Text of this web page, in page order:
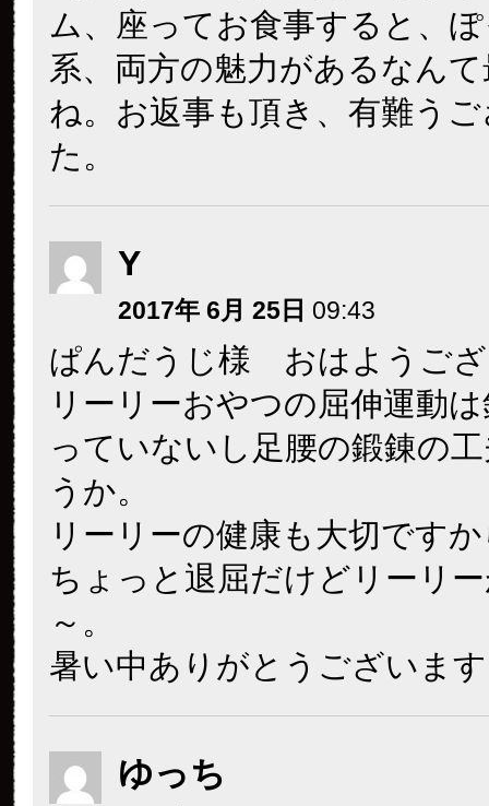
ム、座ってお食事すると、
系、両方の魅力があるなん
ね。お返事も頂き、有難う
た。
Y
2017年 6月 25日 09:43
ぱんだうじ様 おはようご
リーリーおやつの屈伸運動
っていないし足腰の鍛錬の
うか。
リーリーの健康も大切です
ちょっと退屈だけどリーリ
～。
暑い中ありがとうございま
ゆっち